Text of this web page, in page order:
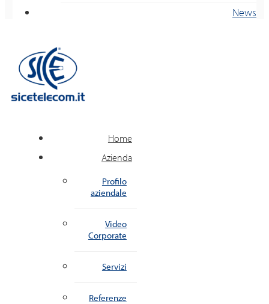
News
Home
Azienda
Profilo
aziendale
Video
Corporate
Servizi
Referenze